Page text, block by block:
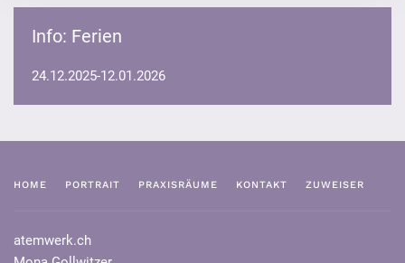
Info: Ferien
24.12.2025-12.01.2026
HOME PORTRAIT PRAXISRÄUME KONTAKT ZUWEISER
atemwerk.ch